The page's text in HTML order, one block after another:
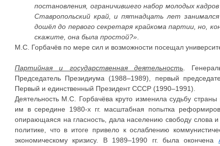
постановления, ограничившего набор молодых
Ставропольский край, и пятнадцать лет
дошёл до первого секретаря крайкома партии, но,
скажите, она была простой?»
М.С. Горбачёв по мере сил и возможности посещал
Партийная и государственная деятельность .
Председатель Президиума (1988–1989), первый
Первый и единственный Президент СССР (1990–1991).
Деятельность М.С. Горбачёва круто изменила судьбу
им в середине 1980-х гг. масштабная попытка
опирающаяся на гласность, дала населению свободу слова
политике, что в итоге привело к ослаблению
экономическому кризису. В 1989–1990 гг. была окончена